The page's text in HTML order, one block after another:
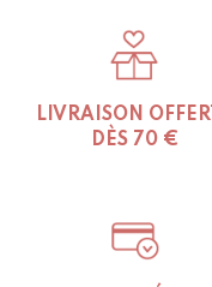
LIVRAISON
DÈS 70 €